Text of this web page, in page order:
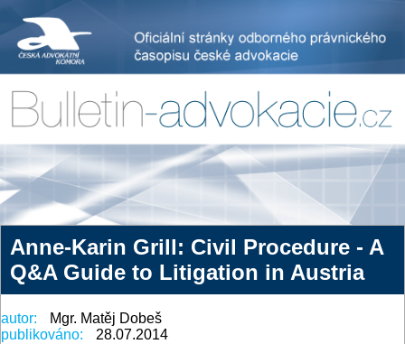
Anne-Karin Grill: Civil Procedure - A
Q&A Guide to Litigation in Austria
autor:
Mgr. Matěj Dobeš
publikováno:
28.07.2014